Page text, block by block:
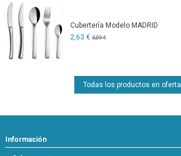
Cubertería Modelo MADRID
2,63 € 3,09 €
Todas los productos en oferta
Información